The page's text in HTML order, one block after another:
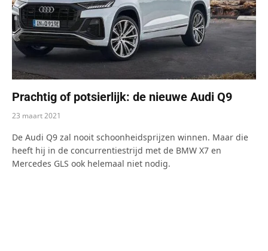
Prachtig of potsierlijk: de nieuwe Audi Q9
23 maart 2021
De Audi Q9 zal nooit schoonheidsprijzen winnen. Maar die
heeft hij in de concurrentiestrijd met de BMW X7 en
Mercedes GLS ook helemaal niet nodig.